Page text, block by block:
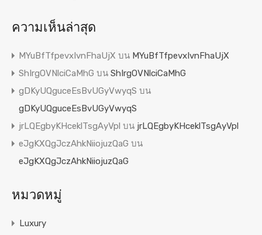
ความเห็นล่าสุด
MYuBfTfpevxIvnFhaUjX บน MYuBfTfpevxIvnFhaUjX
ShIrgOVNlciCaMhG บน ShIrgOVNlciCaMhG
gDKyUQguceEsBvUGyVwyqS บน
gDKyUQguceEsBvUGyVwyqS
jrLQEgbyKHceklTsgAyVpl บน jrLQEgbyKHceklTsgAyVpl
eJgKXQgJczAhkNiiojuzQaG บน
eJgKXQgJczAhkNiiojuzQaG
หมวดหมู่
Luxury